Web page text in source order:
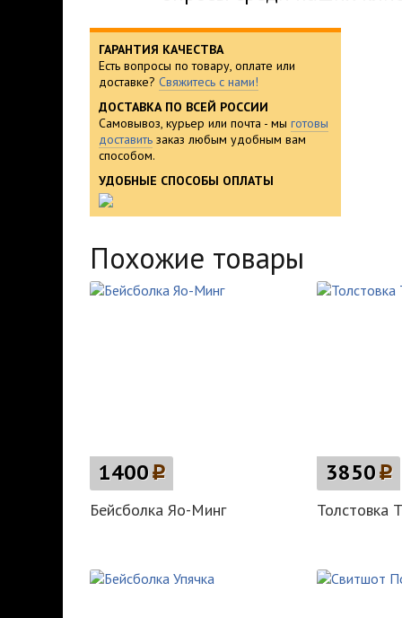
ГАРАНТИЯ КАЧЕСТВА
Есть вопросы по товару, оплате или
доставке? Свяжитесь с нами!
ДОСТАВКА ПО ВСЕЙ РОССИИ
Самовывоз, курьер или почта - мы готовы
доставить заказ любым удобным вам
способом.
УДОБНЫЕ СПОСОБЫ ОПЛАТЫ
Похожие товары
1400p
Бейсболка Яо-Минг
3850p
Толстовка